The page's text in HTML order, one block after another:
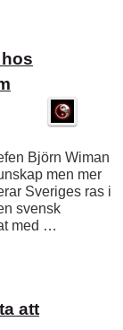
Björn Wiman
men mer
Sveriges ras i
svensk
med …
att